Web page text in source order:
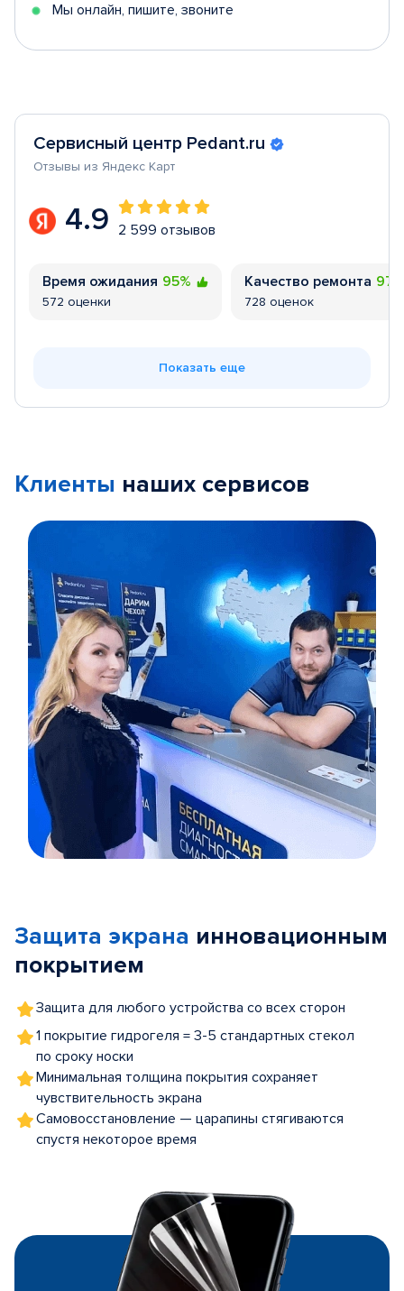
Мы онлайн, пишите, звоните
Сервисный центр Pedant.ru
Отзывы из Яндекс Карт
4.9 2 599 отзывов
Время ожидания 95%
572 оценки
Качество ремонта
728 оценок
Показать еще
Клиенты наших сервисов
5
Защита экрана инновационным
покрытием
Защита для любого устройства со всех сторон
1 покрытие гидрогеля = 3-5 стандартных стекол
по сроку носки
Минимальная толщина покрытия сохраняет
чувствительность экрана
Самовосстановление — царапины стягиваются
спустя некоторое время